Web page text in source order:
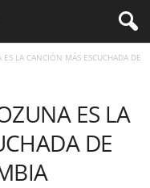
LA CANCIÓN MÁS ESCUCHADA DE
ES LA
DE